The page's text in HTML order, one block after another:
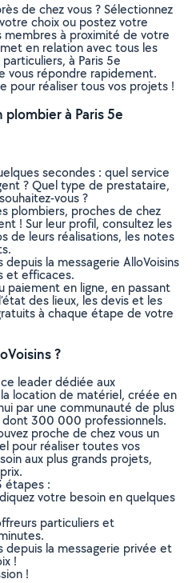
de chez vous ? Sélectionnez
choix ou postez votre
à proximité de votre
en relation avec tous les
à Paris 5e
vous répondre rapidement.
pour réaliser tous vos projets !
à Paris 5e
secondes : quel service
? Quel type de prestataire,
vous ?
plombiers, proches de chez
! Sur leur profil, consultez les
de leurs réalisations, les notes
la messagerie AlloVoisins
et efficaces.
en ligne, en passant
des lieux, les devis et les
à chaque étape de votre
?
leader dédiée aux
location de matériel, créée en
par une communauté de plus
300 000 professionnels.
proche de chez vous un
pour réaliser toutes vos
aux plus grands projets,
étapes :
votre besoin en quelques
particuliers et
depuis la messagerie privée et
!
!